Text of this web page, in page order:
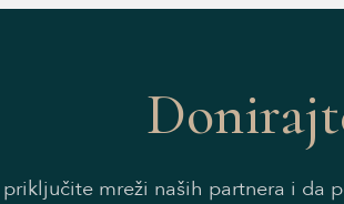
priključite mreži naših partnera i da